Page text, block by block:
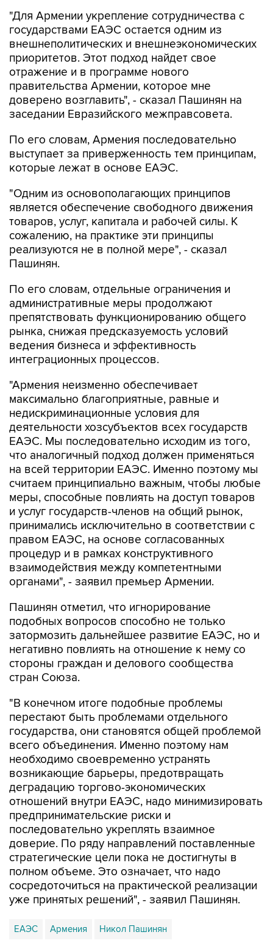
"Для Армении укрепление сотрудничества с
государствами ЕАЭС остается одним из
внешнеполитических и внешнеэкономических
приоритетов. Этот подход найдет свое
отражение и в программе нового
правительства Армении, которое мне
доверено возглавить", - сказал Пашинян на
заседании Евразийского межправсовета.
По его словам, Армения последовательно
выступает за приверженность тем принципам,
которые лежат в основе ЕАЭС.
"Одним из основополагающих принципов
является обеспечение свободного движения
товаров, услуг, капитала и рабочей силы. К
сожалению, на практике эти принципы
реализуются не в полной мере", - сказал
Пашинян.
По его словам, отдельные ограничения и
административные меры продолжают
препятствовать функционированию общего
рынка, снижая предсказуемость условий
ведения бизнеса и эффективность
интеграционных процессов.
"Армения неизменно обеспечивает
максимально благоприятные, равные и
недискриминационные условия для
деятельности хозсубъектов всех государств
ЕАЭС. Мы последовательно исходим из того,
что аналогичный подход должен применяться
на всей территории ЕАЭС. Именно поэтому мы
считаем принципиально важным, чтобы любые
меры, способные повлиять на доступ товаров
и услуг государств-членов на общий рынок,
принимались исключительно в соответствии с
правом ЕАЭС, на основе согласованных
процедур и в рамках конструктивного
взаимодействия между компетентными
органами", - заявил премьер Армении.
Пашинян отметил, что игнорирование
подобных вопросов способно не только
затормозить дальнейшее развитие ЕАЭС, но и
негативно повлиять на отношение к нему со
стороны граждан и делового сообщества
стран Союза.
"В конечном итоге подобные проблемы
перестают быть проблемами отдельного
государства, они становятся общей проблемой
всего объединения. Именно поэтому нам
необходимо своевременно устранять
возникающие барьеры, предотвращать
деградацию торгово-экономических
отношений внутри ЕАЭС, надо минимизировать
предпринимательские риски и
последовательно укреплять взаимное
доверие. По ряду направлений поставленные
стратегические цели пока не достигнуты в
полном объеме. Это означает, что надо
сосредоточиться на практической реализации
уже принятых решений", - заявил Пашинян.
ЕАЭС Армения Никол Пашинян